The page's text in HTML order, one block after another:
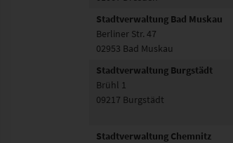
Stadtverwaltung Bad Muskau
Berliner Str. 47
02953 Bad Muskau
Stadtverwaltung Burgstädt
Brühl 1
09217 Burgstädt
Stadtverwaltung Chemnitz